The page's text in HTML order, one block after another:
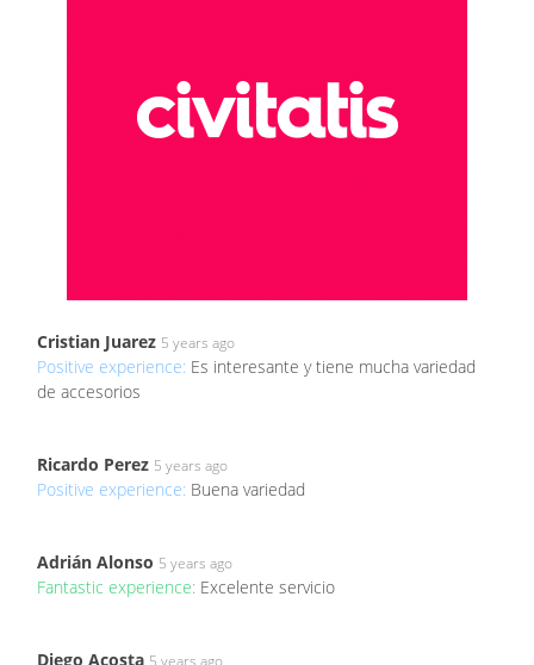
Cristian Juarez 5 years ago
Positive experience: Es interesante y tiene mucha variedad
de accesorios
Ricardo Perez 5 years ago
Positive experience: Buena variedad
Adrián Alonso 5 years ago
Fantastic experience: Excelente servicio
Diego Acosta 5 years ago